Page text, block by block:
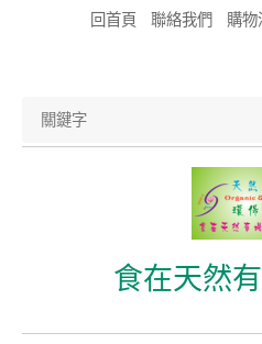
回首頁 聯絡我們 購物
食在天然